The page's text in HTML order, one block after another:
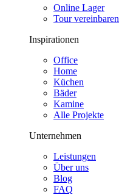
Online Lager
Tour vereinbaren
Inspirationen
Office
Home
Küchen
Bäder
Kamine
Alle Projekte
Unternehmen
Leistungen
Über uns
Blog
FAQ